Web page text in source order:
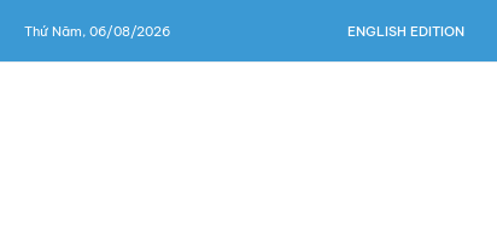
Thứ Năm, 06/08/2026 ENGLISH EDITION